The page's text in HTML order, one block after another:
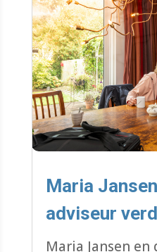
Maria
adviseur
Maria Jansen en